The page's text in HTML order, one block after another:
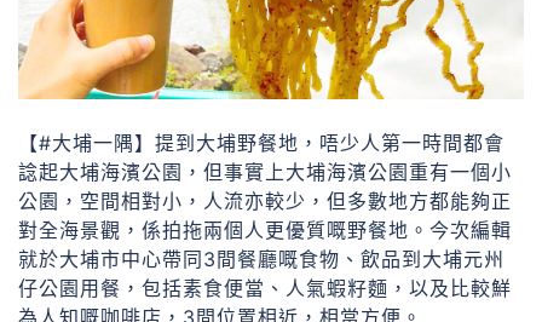
【#大埔一隅】提到大埔野餐地，唔少人第一時間都會
諗起大埔海濱公園，但事實上大埔海濱公園重有一個小
公園，空間相對小，人流亦較少，但多數地方都能夠正
對全海景觀，係拍拖兩個人更優質嘅野餐地。今次編輯
就於大埔市中心帶同3間餐廳嘅食物、飲品到大埔元州
仔公園用餐，包括素食便當、人氣蝦籽麵，以及比較鮮
為人知嘅咖啡店，3間位置相近，相當方便。